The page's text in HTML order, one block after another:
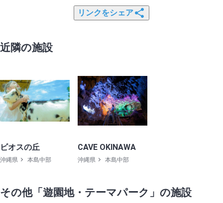
リンクをシェア
近隣の施設
ビオスの丘
沖縄県 本島中部
CAVE OKINAWA
沖縄県 本島中部
その他「遊園地・テーマパーク」の施設